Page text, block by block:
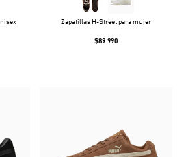
Zapatillas H-Street para mujer
$89.990